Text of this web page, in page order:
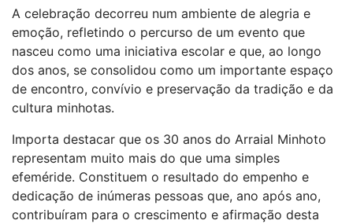
A celebração decorreu num ambiente de alegria e
emoção, refletindo o percurso de um evento que
nasceu como uma iniciativa escolar e que, ao longo
dos anos, se consolidou como um importante espaço
de encontro, convívio e preservação da tradição e da
cultura minhotas.
Importa destacar que os 30 anos do Arraial Minhoto
representam muito mais do que uma simples
efeméride. Constituem o resultado do empenho e
dedicação de inúmeras pessoas que, ano após ano,
contribuíram para o crescimento e afirmação desta